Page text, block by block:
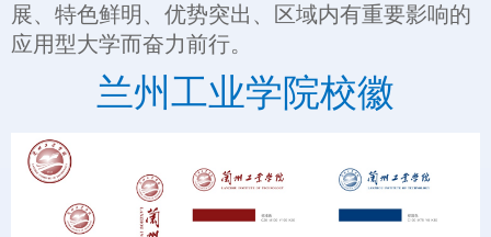
展、特色鲜明、优势突出、区域内有重要影响的
应用型大学而奋力前行。
兰州工业学院校徽